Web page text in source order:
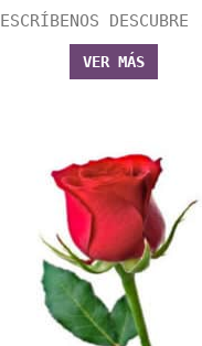
ESCRÍBENOS
VER MÁS